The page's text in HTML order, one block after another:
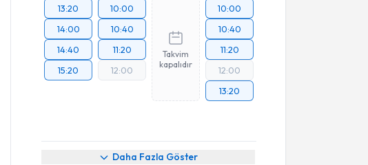
13:20
14:00
14:40
15:20
10:00
10:40
11:20
12:00
Takvim
kapalıdır
10:00
10:40
11:20
12:00
13:20
Daha Fazla Göster